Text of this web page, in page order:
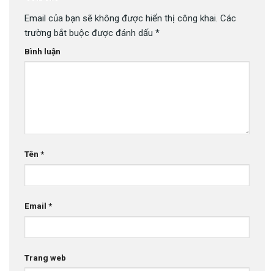
Email của bạn sẽ không được hiển thị công khai. Các
trường bắt buộc được đánh dấu *
Bình luận
Tên *
Email *
Trang web